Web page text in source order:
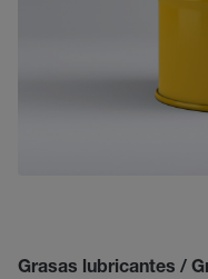
Grasas lubricantes /